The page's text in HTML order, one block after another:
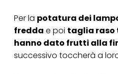
Per la potatura dei
fredda e poi taglia raso
hanno dato frutti alla
successivo toccherà a